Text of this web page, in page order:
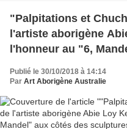
"Palpitations et
l'artiste aborigène
l'honneur au "6,
sculptures de Pierre
Publié le 30/10/2018 à 14:14
Par Art Aborigène Australie